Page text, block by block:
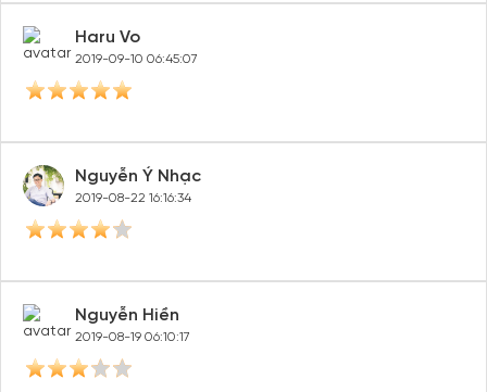
Haru Vo
2019-09-10 06:45:07
Nguyễn Ý Nhạc
2019-08-22 16:16:34
Nguyễn Hiền
2019-08-19 06:10:17